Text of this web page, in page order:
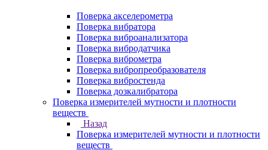
Поверка акселерометра
Поверка вибратора
Поверка виброанализатора
Поверка вибродатчика
Поверка виброметра
Поверка вибропреобразователя
Поверка вибростенда
Поверка дозкалибратора
Поверка измерителей мутности и плотности
веществ
Назад
Поверка измерителей мутности и плотности
веществ